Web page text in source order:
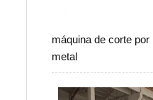
máquina de corte
metal